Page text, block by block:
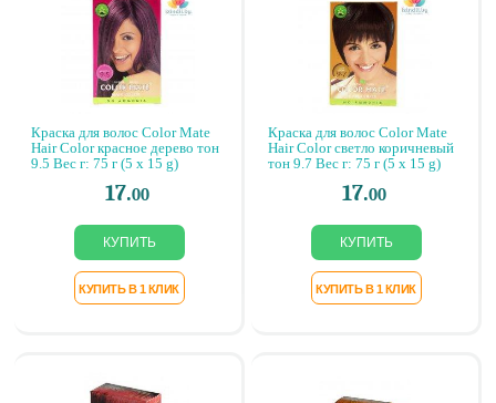
Краска для волос Color Mate
Hair Color красное дерево тон
9.5 Вес г: 75 г (5 x 15 g)
17.00
Краска для волос Color Mate
Hair Color светло коричневый
тон 9.7 Вес г: 75 г (5 x 15 g)
17.00